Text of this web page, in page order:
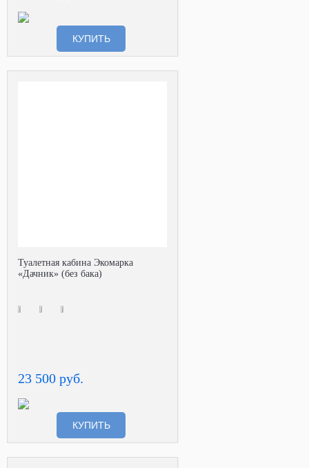
КУПИТЬ
Туалетная кабина Экомарка
«Дачник» (без бака)
23 500 руб.
КУПИТЬ